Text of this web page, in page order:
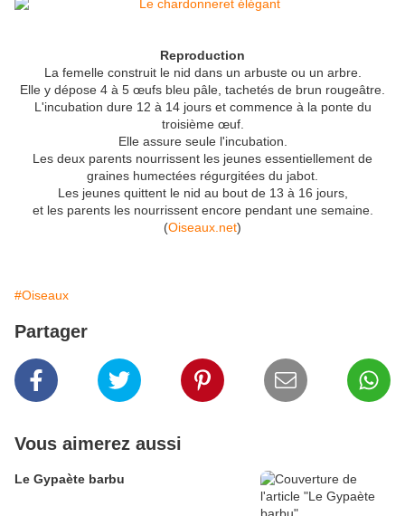
Reproduction
La femelle construit le nid dans un arbuste ou un arbre.
Elle y dépose 4 à 5 œufs bleu pâle, tachetés de brun rougeâtre.
L'incubation dure 12 à 14 jours et commence à la ponte du
troisième œuf.
Elle assure seule l'incubation.
Les deux parents nourrissent les jeunes essentiellement de
graines humectées régurgitées du jabot.
Les jeunes quittent le nid au bout de 13 à 16 jours,
et les parents les nourrissent encore pendant une semaine.
(Oiseaux.net)
#Oiseaux
Partager
Vous aimerez aussi
Le Gypaète barbu